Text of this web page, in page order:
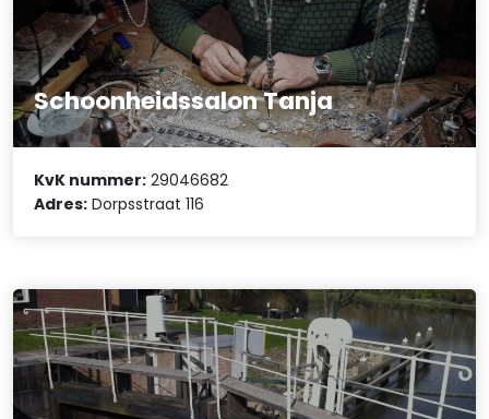
Schoonheidssalon Tanja
KvK nummer: 29046682
Adres: Dorpsstraat 116